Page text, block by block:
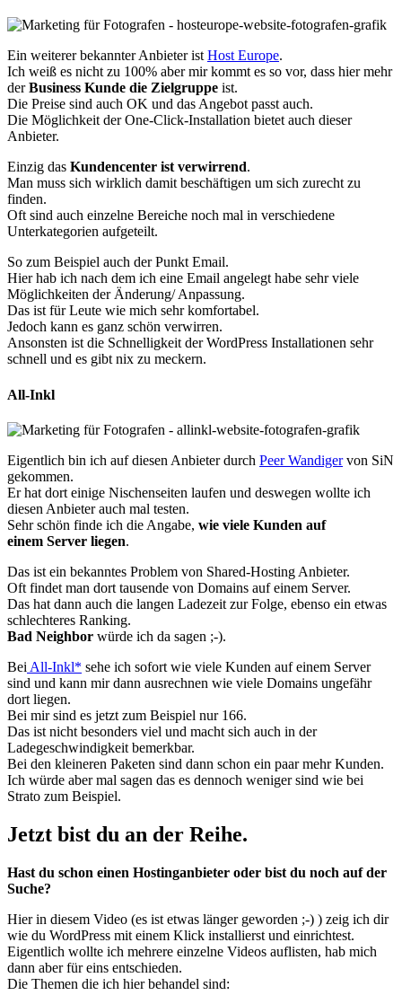
Ein weiterer bekannter Anbieter istHost Europe.
Ich weiß es nicht zu 100% aber mir kommt es so vor, dass hier mehr
derBusiness Kunde die Zielgruppe ist.
Die Preise sind auch OK und das Angebot passt auch.
Die Möglichkeit der One-Click-Installation bietet auch dieser
Anbieter.
Einzig das Kundencenter ist verwirrend.
Man muss sich wirklich damit beschäftigen um sich zurecht zu
finden.
Oft sind auch einzelne Bereiche noch mal in verschiedene
Unterkategorien aufgeteilt.
So zum Beispiel auch der Punkt Email.
Hier hab ich nach dem ich eine Email angelegt habe sehr viele
Möglichkeiten der Änderung/ Anpassung.
Das ist für Leute wie mich sehr komfortabel.
Jedoch kann es ganz schön verwirren.
Ansonsten ist die Schnelligkeit der WordPress Installationen sehr
schnell und es gibt nix zu meckern.
All-Inkl
Eigentlich bin ich auf diesen Anbieter durch Peer Wandigervon SiN
gekommen.
Er hat dort einige Nischenseiten laufen und deswegen wollte ich
diesen Anbieter auch mal testen.
Sehr schön finde ich die Angabe, wie viele Kunden auf
einem Server liegen.
Das ist ein bekanntes Problem von Shared-Hosting Anbieter.
Oft findet man dort tausende von Domains auf einem Server.
Das hat dann auch die langen Ladezeit zur Folge, ebenso ein etwas
schlechteres Ranking.
Bad Neighbor würde ich da sagen ;-).
Bei All-Inkl* sehe ich sofort wie viele Kunden auf einem Server
sind und kann mir dann ausrechnen wie viele Domains ungefähr
dort liegen.
Bei mir sind es jetzt zum Beispiel nur 166.
Das ist nicht besonders viel und macht sich auch in der
Ladegeschwindigkeit bemerkbar.
Bei den kleineren Paketen sind dann schon ein paar mehr Kunden.
Ich würde aber mal sagen das es dennoch weniger sind wie bei
Strato zum Beispiel.
Jetzt bist du an der Reihe.
Hast du schon einen Hostinganbieter oder bist du noch auf der
Suche?
Hier in diesem Video (es ist etwas länger geworden ;-) ) zeig ich dir
wie du WordPress mit einem Klick installierst und einrichtest.
Eigentlich wollte ich mehrere einzelne Videos auflisten, hab mich
dann aber für eins entschieden.
Die Themen die ich hier behandel sind: